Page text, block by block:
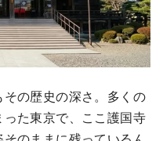
の歴史の深さ。多くの
た東京で、ここ護国寺